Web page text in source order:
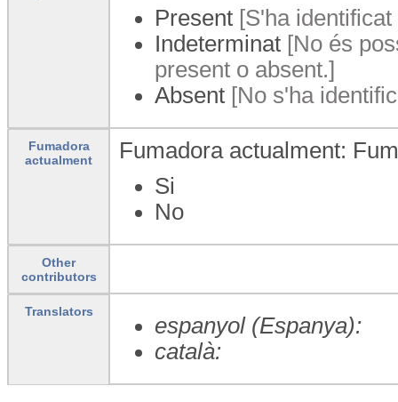
Present [S'ha
Indeterminat [No és
present o absent.]
Absent [No s'ha
Fumadora
actualment
Fumadora actualment:
Si
No
Other
contributors
Translators
espanyol (Espanya):
català: